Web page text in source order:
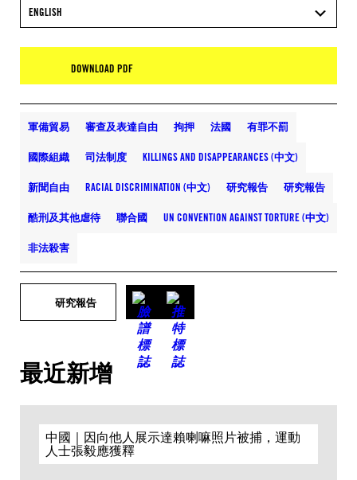
ENGLISH
DOWNLOAD PDF
軍備貿易 審查及表達自由 拘押 法國 有罪不罰
國際組織 司法制度 KILLINGS AND DISAPPEARANCES (中文)
新聞自由 RACIAL DISCRIMINATION (中文) 研究報告 研究報告
酷刑及其他虐待 聯合國 UN CONVENTION AGAINST TORTURE (中文)
非法殺害
研究報告
最近新增
中國｜因向他人展示達賴喇嘛照片被捕，運動
人士張毅應獲釋